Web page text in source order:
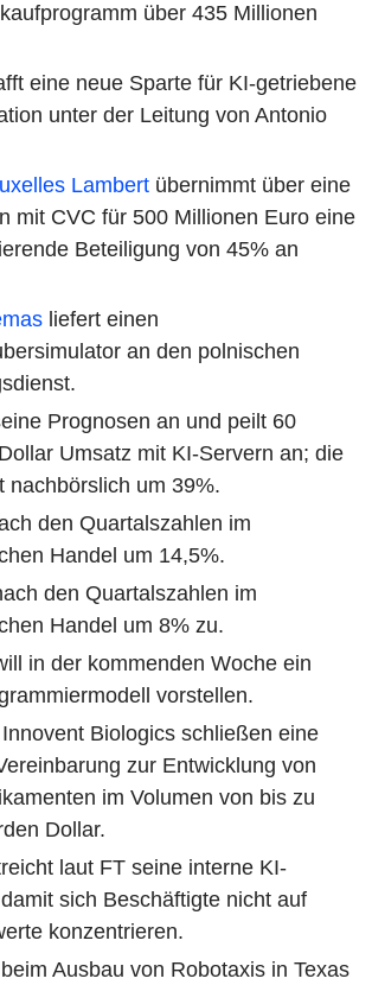
über 435 Millionen
eine neue Sparte für KI-getriebene
unter der Leitung von Antonio
Lambert übernimmt über eine
mit CVC für 500 Millionen Euro eine
Beteiligung von 45% an
liefert einen
an den polnischen
Prognosen an und peilt 60
Umsatz mit KI-Servern an; die
nachbörslich um 39%.
den Quartalszahlen im
Handel um 14,5%.
den Quartalszahlen im
Handel um 8% zu.
in der kommenden Woche ein
vorstellen.
Biologics schließen eine
zur Entwicklung von
im Volumen von bis zu
Dollar.
laut FT seine interne KI-
sich Beschäftigte nicht auf
konzentrieren.
Ausbau von Robotaxis in Texas